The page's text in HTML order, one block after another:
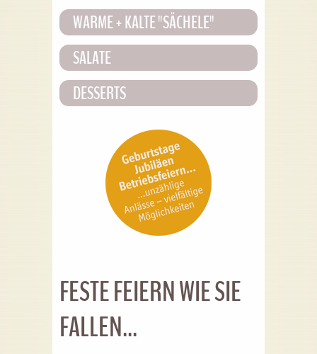
WARME + KALTE "SÄCHELE"
SALATE
DESSERTS
FESTE FEIERN WIE SIE
FALLEN...